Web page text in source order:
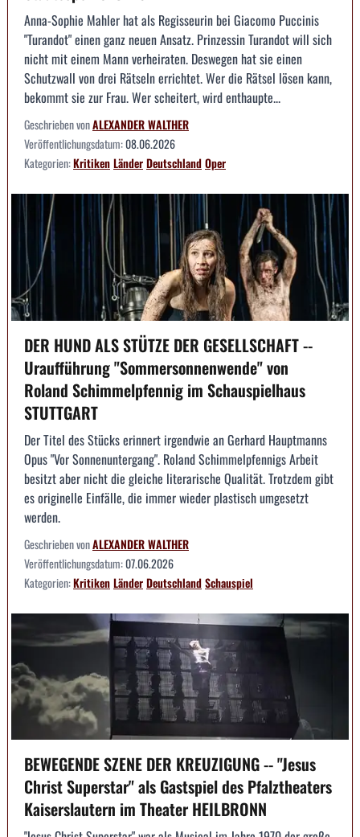
Anna-Sophie Mahler hat als Regisseurin bei Giacomo Puccinis
"Turandot" einen ganz neuen Ansatz. Prinzessin Turandot will sich
nicht mit einem Mann verheiraten. Deswegen hat sie einen
Schutzwall von drei Rätseln errichtet. Wer die Rätsel lösen kann,
bekommt sie zur Frau. Wer scheitert, wird enthaupte...
Geschrieben vonALEXANDER WALTHER
Veröffentlichungsdatum:08.06.2026
Kategorien:KritikenLänderDeutschlandOper
DER HUND ALS STÜTZE DER GESELLSCHAFT --
Uraufführung "Sommersonnenwende" von
Roland Schimmelpfennig im Schauspielhaus
STUTTGART
Der Titel des Stücks erinnert irgendwie an Gerhard Hauptmanns
Opus "Vor Sonnenuntergang". Roland Schimmelpfennigs Arbeit
besitzt aber nicht die gleiche literarische Qualität. Trotzdem gibt
es originelle Einfälle, die immer wieder plastisch umgesetzt
werden.
Geschrieben vonALEXANDER WALTHER
Veröffentlichungsdatum:07.06.2026
Kategorien:KritikenLänderDeutschlandSchauspiel
BEWEGENDE SZENE DER KREUZIGUNG -- "Jesus
Christ Superstar" als Gastspiel des Pfalztheaters
Kaiserslautern im Theater HEILBRONN